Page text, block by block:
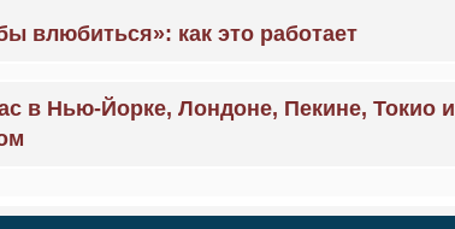
влюбиться»: как это работает
в Нью-Йорке, Лондоне, Пекине, Токио и